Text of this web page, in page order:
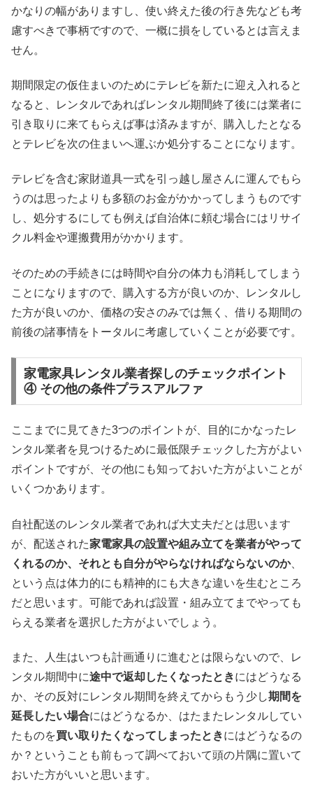
かなりの幅がありますし、使い終えた後の行き先なども考
慮すべきで事柄ですので、一概に損をしているとは言えま
せん。
期間限定の仮住まいのためにテレビを新たに迎え入れると
なると、レンタルであればレンタル期間終了後には業者に
引き取りに来てもらえば事は済みますが、購入したとなる
とテレビを次の住まいへ運ぶか処分することになります。
テレビを含む家財道具一式を引っ越し屋さんに運んでもら
うのは思ったよりも多額のお金がかかってしまうものです
し、処分するにしても例えば自治体に頼む場合にはリサイ
クル料金や運搬費用がかかります。
そのための手続きには時間や自分の体力も消耗してしまう
ことになりますので、購入する方が良いのか、レンタルし
た方が良いのか、価格の安さのみでは無く、借りる期間の
前後の諸事情をトータルに考慮していくことが必要です。
家電家具レンタル業者探しのチェックポイント
④ その他の条件プラスアルファ
ここまでに見てきた3つのポイントが、目的にかなったレ
ンタル業者を見つけるために最低限チェックした方がよい
ポイントですが、その他にも知っておいた方がよいことが
いくつかあります。
自社配送のレンタル業者であれば大丈夫だとは思います
が、配送された家電家具の設置や組み立てを業者がやって
くれるのか、それとも自分がやらなければならないのか、
という点は体力的にも精神的にも大きな違いを生むところ
だと思います。可能であれば設置・組み立てまでやっても
らえる業者を選択した方がよいでしょう。
また、人生はいつも計画通りに進むとは限らないので、レ
ンタル期間中に途中で返却したくなったときにはどうなる
か、その反対にレンタル期間を終えてからもう少し期間を
延長したい場合にはどうなるか、はたまたレンタルしてい
たものを買い取りたくなってしまったときにはどうなるの
か？ということも前もって調べておいて頭の片隅に置いて
おいた方がいいと思います。